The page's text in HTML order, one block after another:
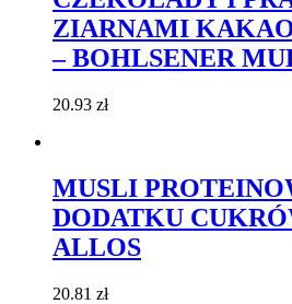
ZIARNAMI
– BOHLSENER
20.93 zł
MUSLI
DODATKU
ALLOS
20.81 zł